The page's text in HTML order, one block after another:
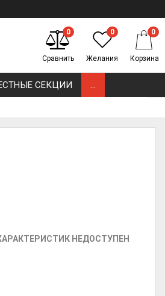
0
Сравнить
0
Желания
0
Корзина
СЕКЦИИ ...
НЕДОСТУПЕН